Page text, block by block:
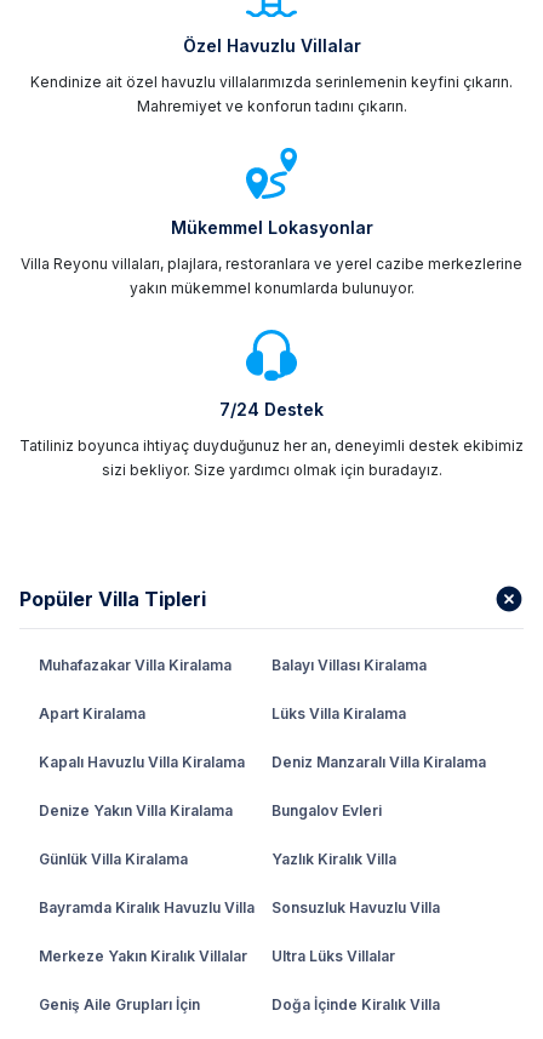
Özel Havuzlu Villalar
Kendinize ait özel havuzlu villalarımızda serinlemenin keyfini çıkarın.
Mahremiyet ve konforun tadını çıkarın.
Mükemmel Lokasyonlar
Villa Reyonu villaları, plajlara, restoranlara ve yerel cazibe merkezlerine
yakın mükemmel konumlarda bulunuyor.
7/24 Destek
Tatiliniz boyunca ihtiyaç duyduğunuz her an, deneyimli destek ekibimiz
sizi bekliyor. Size yardımcı olmak için buradayız.
Popüler Villa Tipleri
Muhafazakar Villa Kiralama Balayı Villası Kiralama
Apart Kiralama Lüks Villa Kiralama
Kapalı Havuzlu Villa Kiralama Deniz Manzaralı Villa Kiralama
Denize Yakın Villa Kiralama Bungalov Evleri
Günlük Villa Kiralama Yazlık Kiralık Villa
Bayramda Kiralık Havuzlu Villa Sonsuzluk Havuzlu Villa
Merkeze Yakın Kiralık Villalar Ultra Lüks Villalar
Geniş Aile Grupları İçin Doğa İçinde Kiralık Villa